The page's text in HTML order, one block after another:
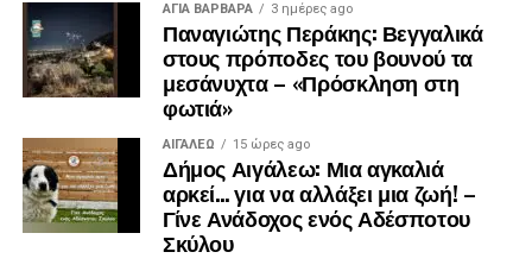
Λίγα λεπτά αργότερα, έφτασε και ο πρώην
πρωθυπουργός, Αντώνης Σαμαράς, ο οποίος αφού
συλλυπήθηκε την οικογένεια, αποχώρησε.
ΑΓΙΑ ΒΑΡΒΑΡΑ 3 ημέρες ago
Παναγιώτης Περάκης: Βεγγαλικά
στους πρόποδες του βουνού τα
μεσάνυχτα – «Πρόσκληση στη
φωτιά»
ΑΙΓΑΛΕΩ 15 ώρες ago
Δήμος Αιγάλεω: Μια αγκαλιά
αρκεί… για να αλλάξει μια ζωή! –
Γίνε Ανάδοχος ενός Αδέσποτου
Σκύλου